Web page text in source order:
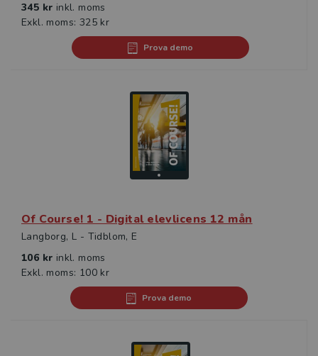
345 kr inkl. moms
Exkl. moms: 325 kr
Prova demo
Of Course! 1 - Digital elevlicens 12 mån
Langborg, L - Tidblom, E
106 kr inkl. moms
Exkl. moms: 100 kr
Prova demo